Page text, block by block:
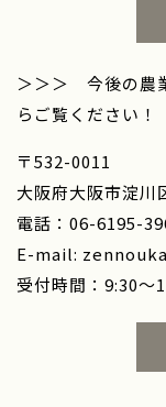
＞＞＞ 今後の農
らご覧ください！
〒532-0011
大阪府大阪市淀川
電話：06-6195-
E-mail:
受付時間：9:30～